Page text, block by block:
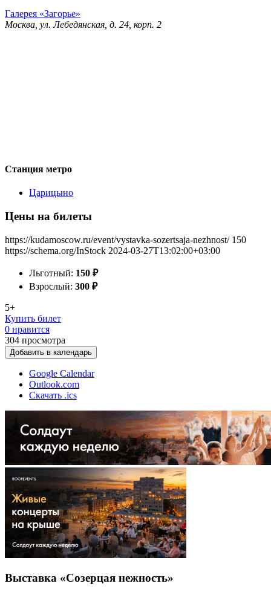
Галерея «Загорье»
Москва, ул. Лебедянская, д. 24, корп. 2
Станция метро
Царицыно
Цены на билеты
https://kudamoscow.ru/event/vystavka-sozertsaja-nezhnost/ 150
https://schema.org/InStock 2024-03-27T13:02:00+03:00
Льготный: 150 ₽
Взрослый: 300 ₽
5+
Купить билет
0 нравится
304 просмотра
Добавить в календарь
Google Calendar
Outlook.com
Скачать .ics
Выставка «Созерцая нежность»